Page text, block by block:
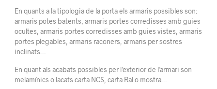
En quants a la tipologia de la porta els armaris possibles son:
armaris potes batents, armaris portes corredisses amb guies
ocultes, armaris portes corredisses amb guies vistes, armaris
portes plegables, armaris raconers, armaris per sostres
inclinats…
En quant als acabats possibles per l’exterior de l’armari son
melamínics o lacats carta NCS, carta Ral o mostra…